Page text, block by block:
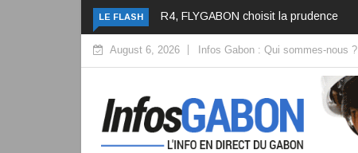
LE FLASH R4, FLYGABON choisit la prudence
August 6, 2026 Infos Gabon : Qui sommes-nous ?